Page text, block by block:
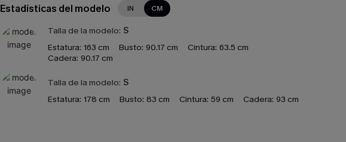
Estadísticas del modelo IN CM
Talla de la modelo: S
Estatura: 163 cm Busto: 90.17 cm Cintura: 63.5 cm
Cadera: 90.17 cm
Talla de la modelo: S
Estatura: 178 cm Busto: 83 cm Cintura: 59 cm Cadera: 93 cm